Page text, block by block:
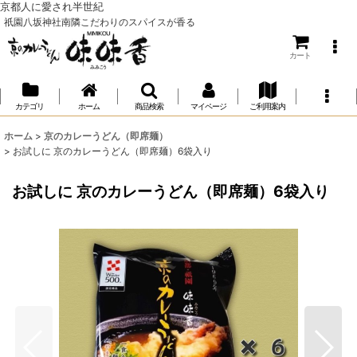
京都人に愛され半世紀
祇園八坂神社南隣こだわりのスパイスが香る
カート
カテゴリ ホーム 商品検索 マイページ ご利用案内
ホーム > 京のカレーうどん（即席麺）
> お試しに 京のカレーうどん（即席麺）6袋入り
お試しに 京のカレーうどん（即席麺）6袋入り